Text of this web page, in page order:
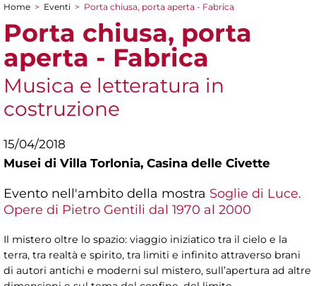
Tu sei qui
Home > Eventi > Porta chiusa, porta aperta - Fabrica
Porta chiusa, porta
aperta - Fabrica
Musica e letteratura in
costruzione
15/04/2018
Musei di Villa Torlonia, Casina delle Civette
Evento nell'ambito della mostra Soglie di Luce.
Opere di Pietro Gentili dal 1970 al 2000
Il mistero oltre lo spazio: viaggio iniziatico tra il cielo e la
terra, tra realtà e spirito, tra limiti e infinito attraverso brani
di autori antichi e moderni sul mistero, sull’apertura ad altre